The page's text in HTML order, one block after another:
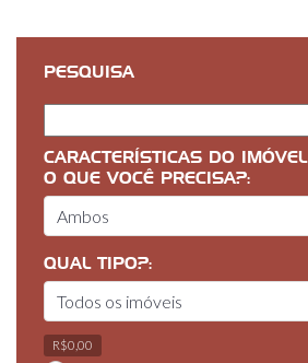
PESQUISA
CARACTERÍSTICAS DO IMÓVEL
O QUE VOCÊ PRECISA?:
QUAL TIPO?:
R$0,00